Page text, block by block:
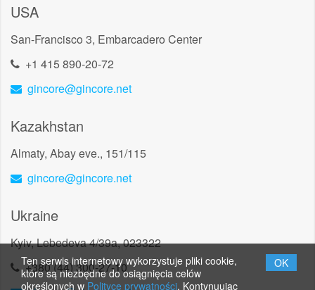
USA
San-Francisco 3, Embarcadero Center
+1 415 890-20-72
gincore@gincore.net
Kazakhstan
Almaty, Abay eve., 151/115
gincore@gincore.net
Ukraine
Kyiv, Lebedeva 4/39a, 023322
+380 (44) 300-27-10
Ten serwis internetowy wykorzystuje pliki cookie,
które są niezbędne do osiągnięcia celów
określonych w Polityce prywatności. Kontynuując
OK